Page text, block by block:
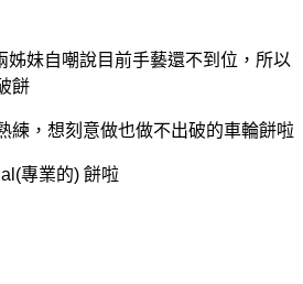
姊妹自嘲說目前手藝還不到位，所以
餅
練，想刻意做也做不出破的車輪餅啦
專業的) 餅啦